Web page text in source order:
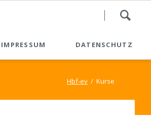
IMPRESSUM DATENSCHUTZ
Hbf-ev Kurse